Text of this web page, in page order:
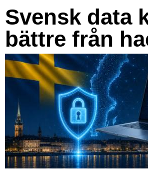
Svensk data
bättre från